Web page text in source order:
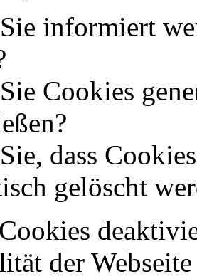
informiert
Cookies
dass
gelöscht
der